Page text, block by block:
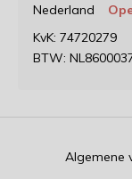
Nederland
KvK: 74720279
BTW:
Algemene